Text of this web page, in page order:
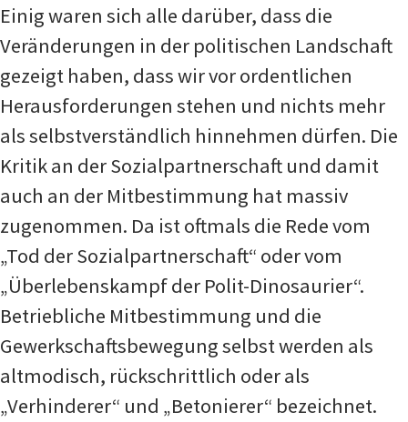
Einig waren sich alle darüber, dass die
Veränderungen in der politischen Landschaft
gezeigt haben, dass wir vor ordentlichen
Herausforderungen stehen und nichts mehr
als selbstverständlich hinnehmen dürfen. Die
Kritik an der Sozialpartnerschaft und damit
auch an der Mitbestimmung hat massiv
zugenommen. Da ist oftmals die Rede vom
„Tod der Sozialpartnerschaft“ oder vom
„Überlebenskampf der Polit-Dinosaurier“.
Betriebliche Mitbestimmung und die
Gewerkschaftsbewegung selbst werden als
altmodisch, rückschrittlich oder als
„Verhinderer“ und „Betonierer“ bezeichnet.